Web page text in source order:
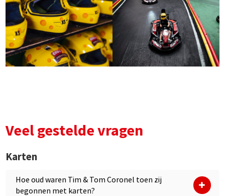
Veel gestelde vragen
Karten
Hoe oud waren Tim & Tom Coronel toen zij
begonnen met karten?